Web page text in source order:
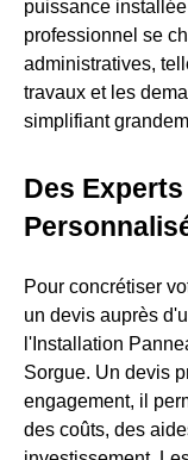
puissance
professionnel se
administratives,
travaux et les
simplifiant
Des
Pour concrétiser
un devis auprès
l'Installation
Sorgue. Un devis
engagement, il
des coûts, des